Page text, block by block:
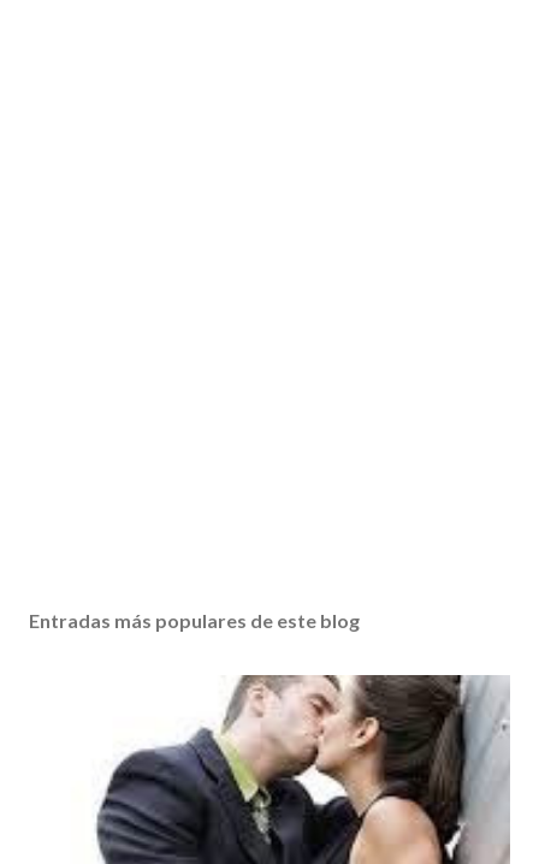
Entradas más populares de este blog